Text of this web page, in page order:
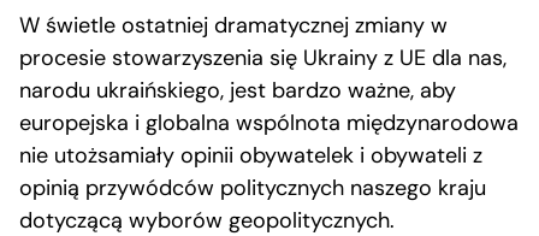
W świetle ostatniej dramatycznej zmiany w
procesie stowarzyszenia się Ukrainy z UE dla nas,
narodu ukraińskiego, jest bardzo ważne, aby
europejska i globalna wspólnota międzynarodowa
nie utożsamiały opinii obywatelek i obywateli z
opinią przywódców politycznych naszego kraju
dotyczącą wyborów geopolitycznych.